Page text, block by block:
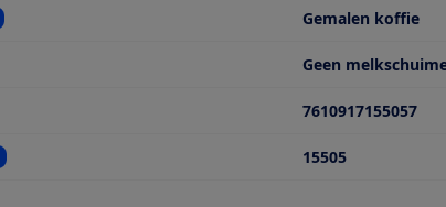
informatie voor Type koffie Gemalen koffie
Geen
voor EAN 7610917155057
informatie voor Modelcode 15505